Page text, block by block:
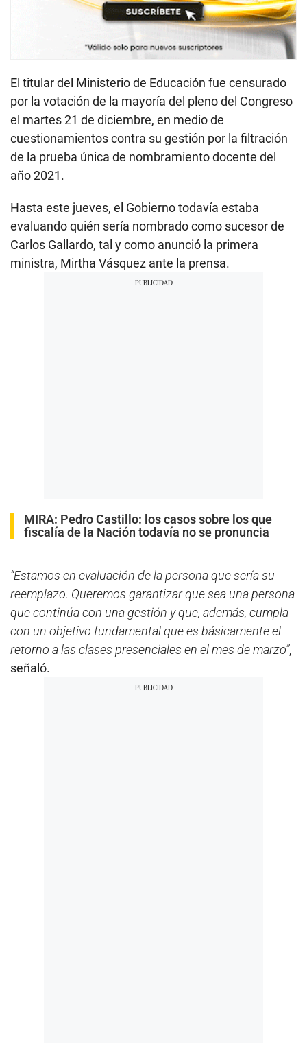
El titular del Ministerio de Educación fue censurado
por la votación de la mayoría del pleno del Congreso
el martes 21 de diciembre, en medio de
cuestionamientos contra su gestión por la filtración
de la prueba única de nombramiento docente del
año 2021.
Hasta este jueves, el Gobierno todavía estaba
evaluando quién sería nombrado como sucesor de
Carlos Gallardo, tal y como anunció la primera
ministra, Mirtha Vásquez ante la prensa.
MIRA: Pedro Castillo: los casos sobre los que
fiscalía de la Nación todavía no se pronuncia
“Estamos en evaluación de la persona que sería su
reemplazo. Queremos garantizar que sea una persona
que continúa con una gestión y que, además, cumpla
con un objetivo fundamental que es básicamente el
retorno a las clases presenciales en el mes de marzo”,
señaló.